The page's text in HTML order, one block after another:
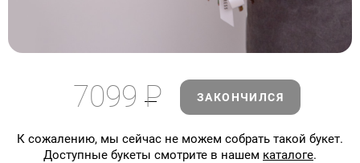
7099Р ЗАКОНЧИЛСЯ
К сожалению, мы сейчас не можем собрать такой букет.
Доступные букеты смотрите в нашем каталоге.